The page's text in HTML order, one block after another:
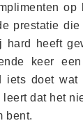
prestatie
hard heeft
keer
iets doet
dat het
bent.